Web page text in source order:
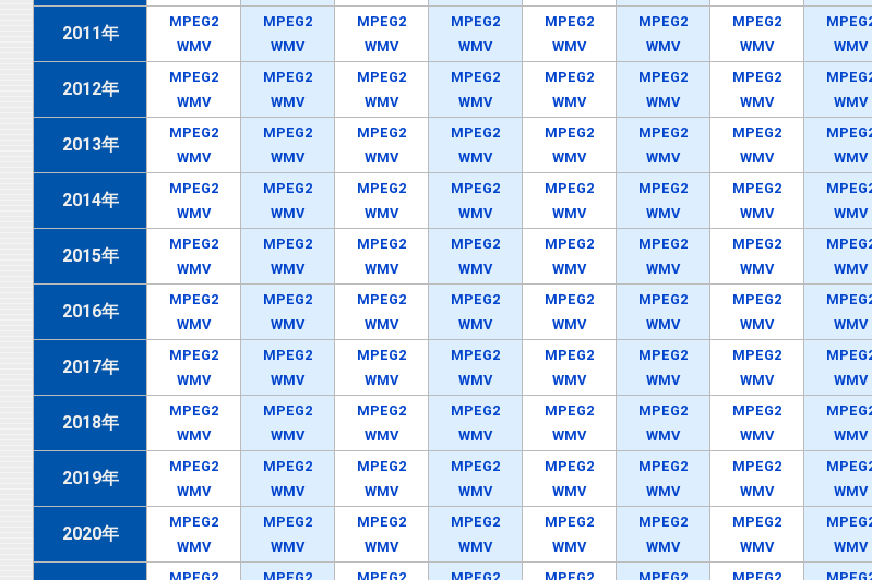
2011年
MPEG2
WMV
MPEG2
WMV
MPEG2
WMV
MPEG2
WMV
MPEG2
WMV
MPEG2
WMV
MPEG2
WMV
WMV
2012年
MPEG2
WMV
MPEG2
WMV
MPEG2
WMV
MPEG2
WMV
MPEG2
WMV
MPEG2
WMV
MPEG2
WMV
WMV
2013年
MPEG2
WMV
MPEG2
WMV
MPEG2
WMV
MPEG2
WMV
MPEG2
WMV
MPEG2
WMV
MPEG2
WMV
WMV
2014年
MPEG2
WMV
MPEG2
WMV
MPEG2
WMV
MPEG2
WMV
MPEG2
WMV
MPEG2
WMV
MPEG2
WMV
WMV
2015年
MPEG2
WMV
MPEG2
WMV
MPEG2
WMV
MPEG2
WMV
MPEG2
WMV
MPEG2
WMV
MPEG2
WMV
WMV
2016年
MPEG2
WMV
MPEG2
WMV
MPEG2
WMV
MPEG2
WMV
MPEG2
WMV
MPEG2
WMV
MPEG2
WMV
WMV
2017年
MPEG2
WMV
MPEG2
WMV
MPEG2
WMV
MPEG2
WMV
MPEG2
WMV
MPEG2
WMV
MPEG2
WMV
WMV
2018年
MPEG2
WMV
MPEG2
WMV
MPEG2
WMV
MPEG2
WMV
MPEG2
WMV
MPEG2
WMV
MPEG2
WMV
WMV
2019年
MPEG2
WMV
MPEG2
WMV
MPEG2
WMV
MPEG2
WMV
MPEG2
WMV
MPEG2
WMV
MPEG2
WMV
WMV
2020年
MPEG2
WMV
MPEG2
WMV
MPEG2
WMV
MPEG2
WMV
MPEG2
WMV
MPEG2
WMV
MPEG2
WMV
WMV